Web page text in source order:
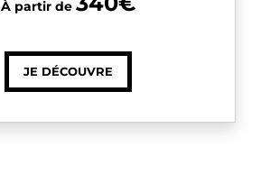
À partir de
JE DÉCOUVRE